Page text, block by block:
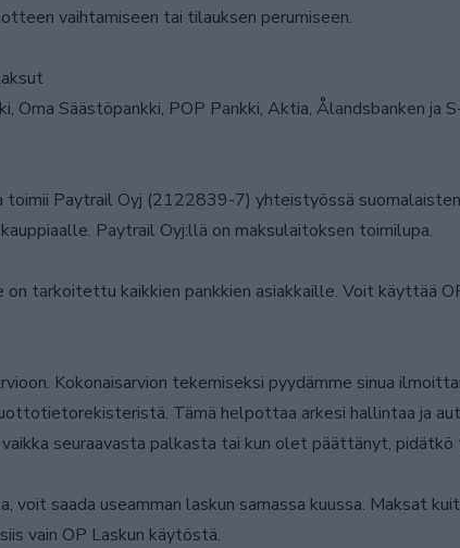
vaihtamiseen tai tilauksen perumiseen.
Oma Säästöpankki, POP Pankki, Aktia, Ålandsbanken ja
Paytrail Oyj (2122839-7) yhteistyössä
Paytrail Oyj:llä on maksulaitoksen toimilupa.
on tarkoitettu kaikkien pankkien asiakkaille. Voit käyttää
Kokonaisarvion tekemiseksi pyydämme sinua
Tämä helpottaa arkesi hallintaa ja
seuraavasta palkasta tai kun olet päättänyt,
saada useamman laskun samassa kuussa. Maksat
vain OP Laskun käytöstä.